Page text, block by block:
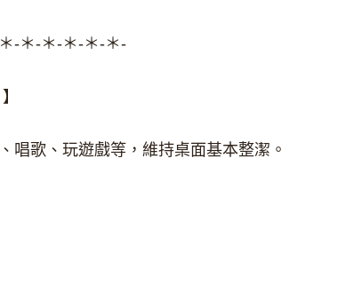
-＊-＊-＊-＊-＊-
唱歌、玩遊戲等，維持桌面基本整潔。